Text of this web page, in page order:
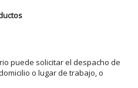
puede solicitar el despacho de
o lugar de trabajo, o